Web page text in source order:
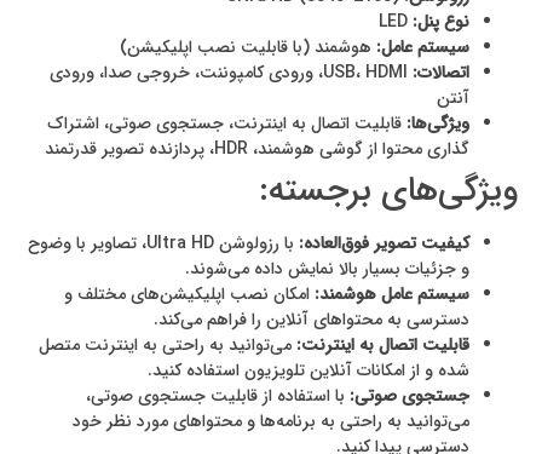
نوع پنل:
سیستم عامل: هوشمند (با قابلیت نصب اپلیکیشن)
اتصالات:
USB، HDMI، ورودی کامپوننت، خروجی صدا، ورودی
آنتن
ویژگی‌ها: قابلیت اتصال به اینترنت، جستجوی صوتی، اشتراک
گذاری محتوا از گوشی هوشمند، HDR، پردازنده تصویر قدرتمند
ویژگی‌های برجسته:
کیفیت تصویر فوق‌العاده:
با رزولوشن Ultra HD، تصاویر با وضوح
و جزئیات بسیار بالا نمایش داده می‌شوند.
سیستم عامل هوشمند: امکان نصب اپلیکیشن‌های مختلف و
دسترسی به محتواهای آنلاین را فراهم می‌کند.
قابلیت اتصال به اینترنت: می‌توانید به راحتی به اینترنت متصل
شده و از امکانات آنلاین تلویزیون استفاده کنید.
جستجوی صوتی: با استفاده از قابلیت جستجوی صوتی،
می‌توانید به راحتی به برنامه‌ها و محتواهای مورد نظر خود
دسترسی پیدا کنید.